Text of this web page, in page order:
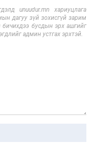
unuudur.mn хариуцлага
дагуу зүй зохисгүй зарим
бичихдээ бусдын эрх ашгийг
админ устгах эрхтэй.